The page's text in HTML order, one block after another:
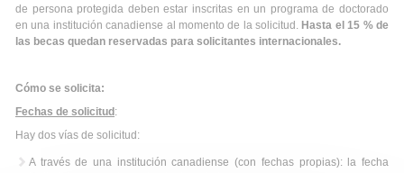
de persona protegida deben estar inscritas en un programa de doctorado
en una institución canadiense al momento de la solicitud. Hasta el 15 % de
las becas quedan reservadas para solicitantes internacionales.
Cómo se solicita:
Fechas de solicitud :
Hay dos vías de solicitud:
A través de una institución canadiense (con fechas propias): la fecha